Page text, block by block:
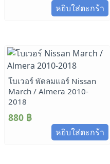
หยิบใส่ตะกร้า
โบเวอร์ พัดลมแอร์ Nissan
March / Almera 2010-
2018
880 ฿
หยิบใส่ตะกร้า